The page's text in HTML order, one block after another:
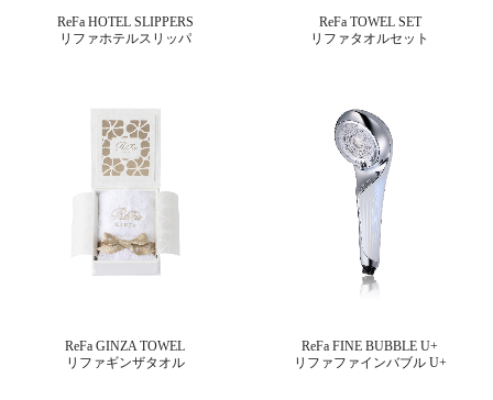
ReFa HOTEL SLIPPERS
リファホテルスリッパ
ReFa TOWEL SET
リファタオルセット
ReFa GINZA TOWEL
リファギンザタオル
ReFa FINE BUBBLE U+
リファファインバブル U+